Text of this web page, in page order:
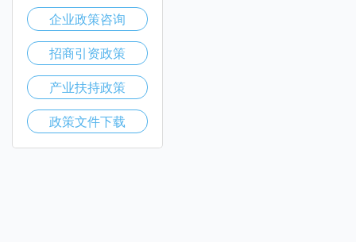
企业政策咨询
招商引资政策
产业扶持政策
政策文件下载